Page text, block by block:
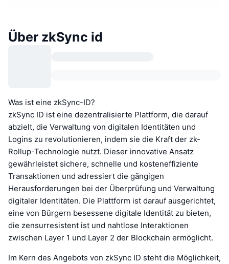
Über zkSync id
Was ist eine zkSync-ID?
zkSync ID ist eine dezentralisierte Plattform, die darauf
abzielt, die Verwaltung von digitalen Identitäten und
Logins zu revolutionieren, indem sie die Kraft der zk-
Rollup-Technologie nutzt. Dieser innovative Ansatz
gewährleistet sichere, schnelle und kosteneffiziente
Transaktionen und adressiert die gängigen
Herausforderungen bei der Überprüfung und Verwaltung
digitaler Identitäten. Die Plattform ist darauf ausgerichtet,
eine von Bürgern besessene digitale Identität zu bieten,
die zensurresistent ist und nahtlose Interaktionen
zwischen Layer 1 und Layer 2 der Blockchain ermöglicht.
Im Kern des Angebots von zkSync ID steht die Möglichkeit,